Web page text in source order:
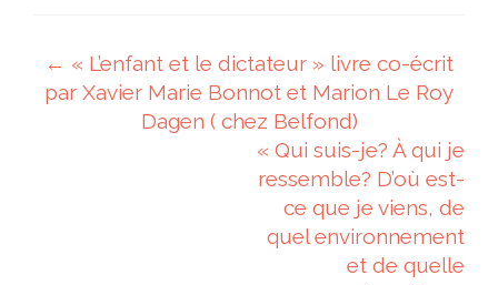
Navigation des articles
← « L’enfant et le dictateur » livre co-écrit
par Xavier Marie Bonnot et Marion Le Roy
Dagen ( chez Belfond)
« Qui suis-je? À qui je
ressemble? D’où est-
ce que je viens, de
quel environnement
et de quelle